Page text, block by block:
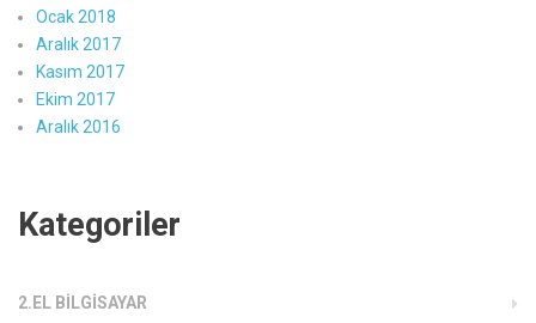
Ocak 2018
Aralık 2017
Kasım 2017
Ekim 2017
Aralık 2016
Kategoriler
2.EL BILGISAYAR